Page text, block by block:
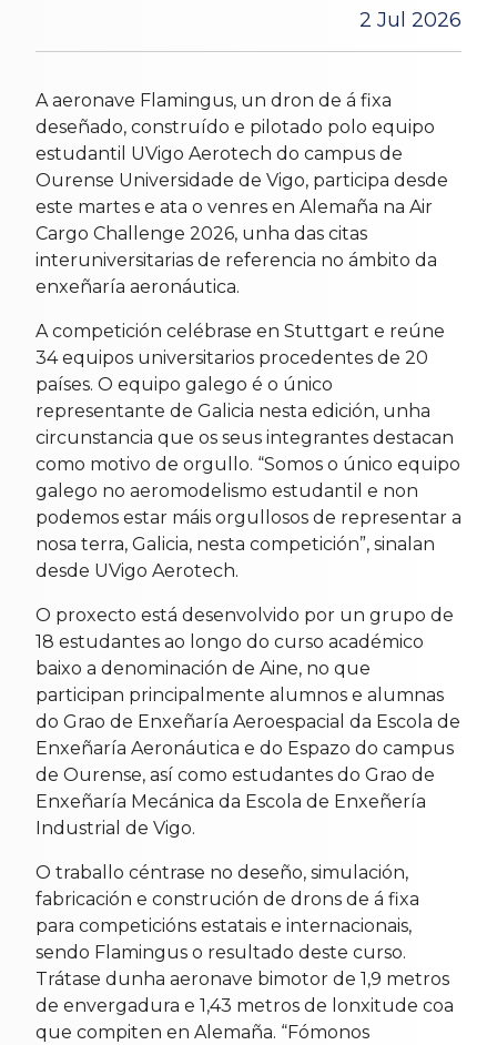
2 Jul 2026
A aeronave Flamingus, un dron de á fixa
deseñado, construído e pilotado polo equipo
estudantil UVigo Aerotech do campus de
Ourense Universidade de Vigo, participa desde
este martes e ata o venres en Alemaña na Air
Cargo Challenge 2026, unha das citas
interuniversitarias de referencia no ámbito da
enxeñaría aeronáutica.
A competición celébrase en Stuttgart e reúne
34 equipos universitarios procedentes de 20
países. O equipo galego é o único
representante de Galicia nesta edición, unha
circunstancia que os seus integrantes destacan
como motivo de orgullo. “Somos o único equipo
galego no aeromodelismo estudantil e non
podemos estar máis orgullosos de representar a
nosa terra, Galicia, nesta competición”, sinalan
desde UVigo Aerotech.
O proxecto está desenvolvido por un grupo de
18 estudantes ao longo do curso académico
baixo a denominación de Aine, no que
participan principalmente alumnos e alumnas
do Grao de Enxeñaría Aeroespacial da Escola de
Enxeñaría Aeronáutica e do Espazo do campus
de Ourense, así como estudantes do Grao de
Enxeñaría Mecánica da Escola de Enxeñería
Industrial de Vigo.
O traballo céntrase no deseño, simulación,
fabricación e construción de drons de á fixa
para competicións estatais e internacionais,
sendo Flamingus o resultado deste curso.
Trátase dunha aeronave bimotor de 1,9 metros
de envergadura e 1,43 metros de lonxitude coa
que compiten en Alemaña. “Fómonos